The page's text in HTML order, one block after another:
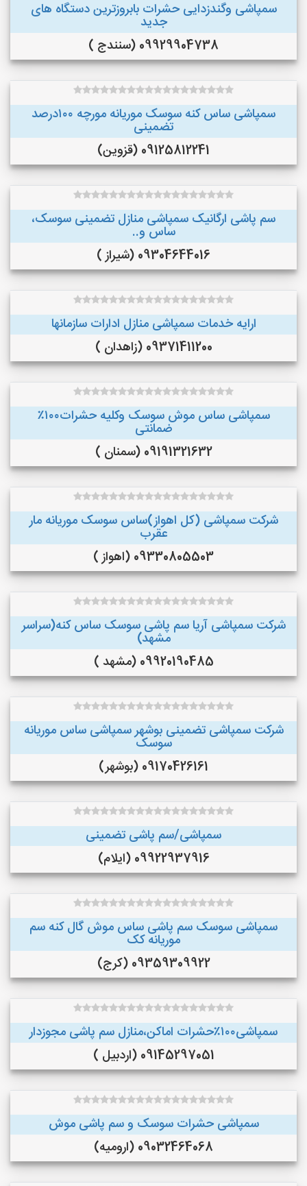
سمپاشی وگندزدایی حشرات بابروزترین دستگاه های
جدید
09929904738 (سنندج )
سمپاشی ساس کنه سوسک موریانه مورچه ۱۰۰درصد
تضمینی
09125812241 (قزوین)
سم پاشی ارگانیک سمپاشی منازل تضمینی سوسک،
ساس و..
09304644016 (شیراز )
ارایه خدمات سمپاشی منازل ادارات سازمانها
09371411200 (زاهدان )
سمپاشی ساس موش سوسک وکلیه حشرات۱۰۰٪
ضمانتی
09191321632 (سمنان )
شرکت سمپاشی (کل اهواز)ساس سوسک موریانه مار
عقرب
09330805503 (اهواز )
شرکت سمپاشی آریا سم پاشی سوسک ساس کنه(سراسر
مشهد)
09920190485 (مشهد )
شرکت سمپاشی تضمینی بوشهر سمپاشی ساس موریانه
سوسک
09170426161 (بوشهر)
سمپاشی/سم پاشی تضمینی
09922937916 (ایلام)
سمپاشی سوسک سم پاشی ساس موش گال کنه سم
موریانه کک
09359309922 (کرج)
سمپاشی۱۰۰٪حشرات اماکن،منازل سم پاشی مجوزدار
09145297051 (اردبیل )
سمپاشی حشرات سوسک و سم پاشی موش
09032464068 (ارومیه)